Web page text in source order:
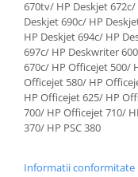
670tv/ HP Deskjet
Deskjet 690c/ HP
HP Deskjet 694c/ HP
697c/ HP Deskwriter
670c/ HP Officejet 500/
Officejet 580/ HP
HP Officejet 625/ HP
700/ HP Officejet 710/
370/ HP PSC 380
Informatii conformitate